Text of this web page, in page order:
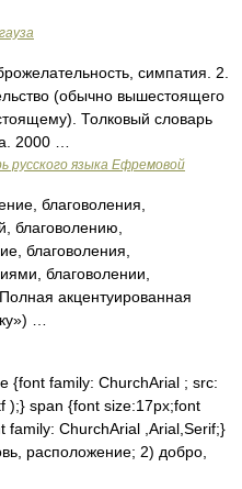
симпатия. 2.
(обычно вышестоящего
Толковый словарь
2000 …
русского языка Ефремовой
благоволения,
благоволению,
благоволения,
благоволении,
акцентуированная
…
{font family: ChurchArial ; src:
);} span {font size:17px;font
family: ChurchArial ,Arial,Serif;}
расположение; 2) добро,